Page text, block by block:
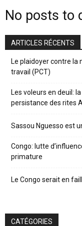
No posts to
ARTICLES RÉCENTS
Le plaidoyer contre la
travail (PCT)
Les voleurs en deuil:
persistance des rites
Sassou Nguesso est
Congo: lutte
primature
Le Congo serait en
CATÉGORIES